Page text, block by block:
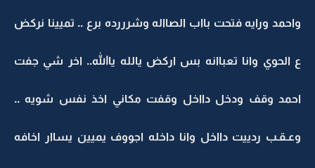
واحمد ورايه فتحت بااب الصااله وشرررده برع .. تميينا نركض
ع الحوي وانا تعباانه بس اركض يالله ياالله.. اخر شي جفت
احمد وقف ودخل دااخل وقفت مكاني اخذ نفس شويه ..
وعـقـب ردييت دااخل وانا داخله اجووف يميين يساار اخافه